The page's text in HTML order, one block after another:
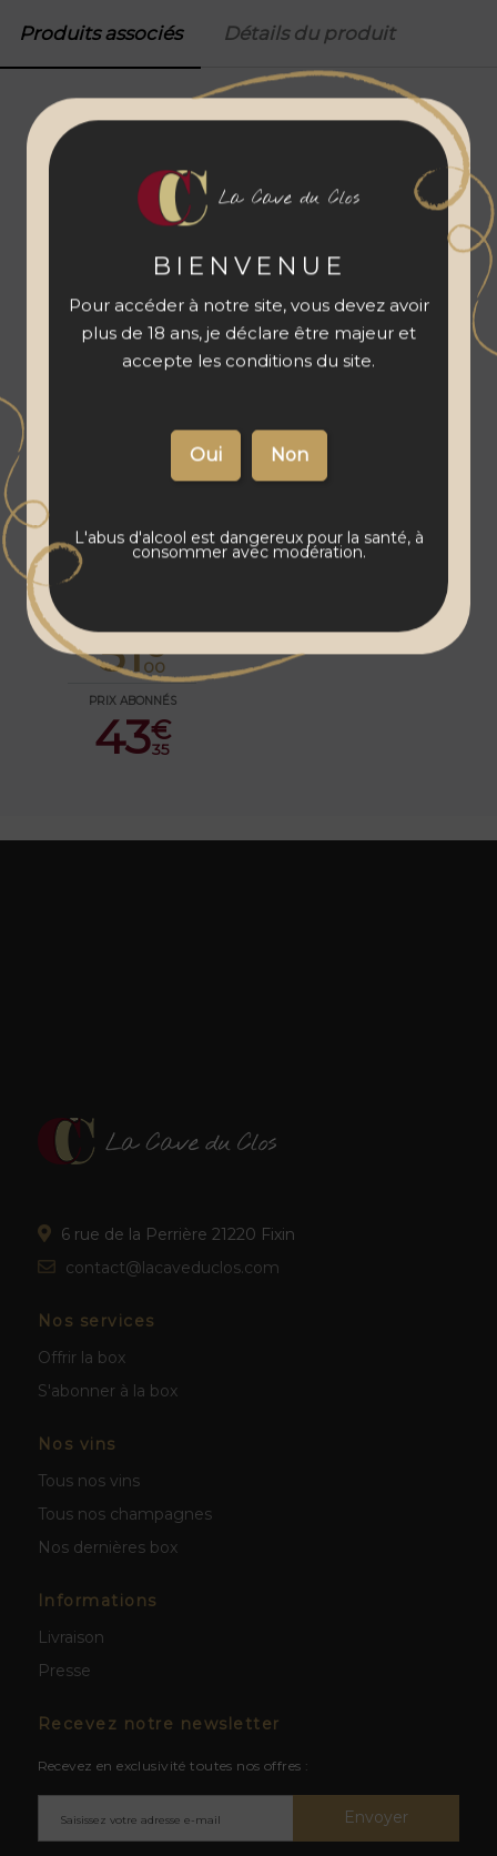
Produits associés Détails du produit
Nuits-Saint-Georges "Les
Plateaux" - Domaine
Aegerter - 2021/22
51€
00
PRIX ABONNÉS
43€
35
6 rue de la Perrière 21220 Fixin
contact@lacaveduclos.com
Nos services
Offrir la box
S'abonner à la box
Nos vins
Tous nos vins
Tous nos champagnes
Nos dernières box
Informations
Livraison
Presse
Recevez notre newsletter
Recevez en exclusivité toutes nos offres :
Envoyer
La Cave du Clos
BIENVENUE
Pour accéder à notre site, vous devez avoir
plus de 18 ans, je déclare être majeur et
accepte les conditions du site.
L'abus d'alcool est dangereux pour la santé, à
consommer avec modération.